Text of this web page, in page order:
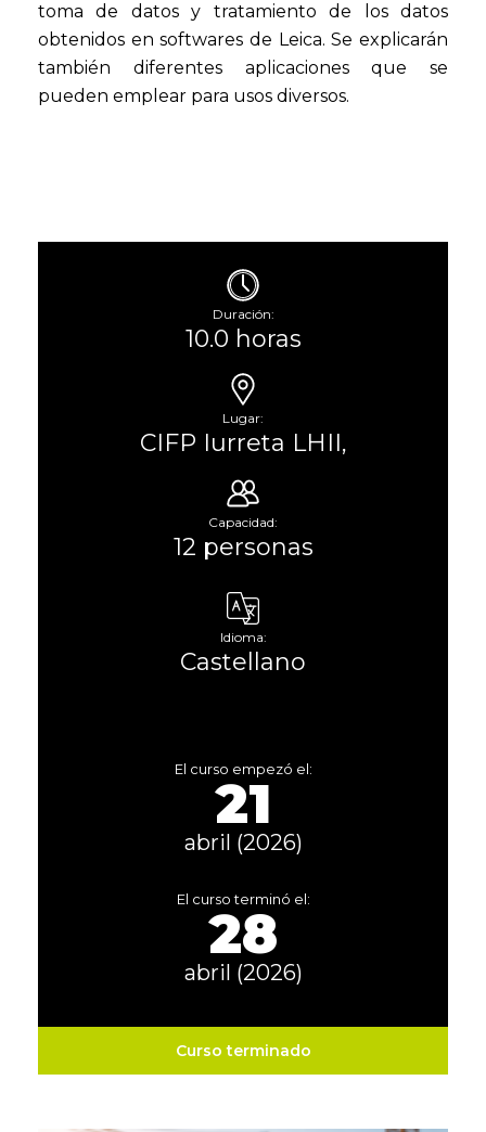
toma de datos y tratamiento de los datos
obtenidos en softwares de Leica. Se explicarán
también diferentes aplicaciones que se
pueden emplear para usos diversos.
Duración:
10.0 horas
Lugar:
CIFP Iurreta LHII,
Capacidad:
12 personas
Idioma:
Castellano
El curso empezó el:
21
abril (2026)
El curso terminó el:
28
abril (2026)
Curso terminado